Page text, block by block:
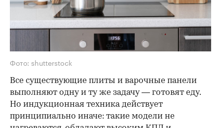
Фото: shutterstock
Все существующие плиты и варочные панели
выполняют одну и ту же задачу — готовят еду.
Но индукционная техника действует
принципиально иначе: такие модели не